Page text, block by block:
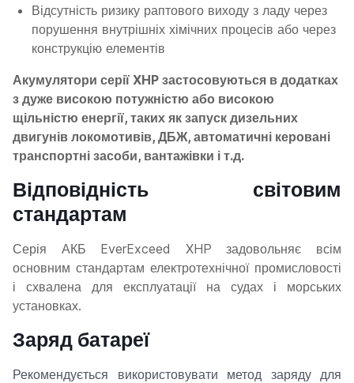
Відсутність ризику раптового виходу з ладу через
порушення внутрішніх хімічних процесів або через
конструкцію елементів
Акумулятори серії XHP застосовуються в додатках
з дуже високою потужністю або високою
щільністю енергії, таких як запуск дизельних
двигунів локомотивів, ДБЖ, автоматичні керовані
транспортні засоби, вантажівки і т.д.
Відповідність світовим
стандартам
Серія АКБ EverExceed XHP задовольняє всім
основним стандартам електротехнічної промисловості
і схвалена для експлуатації на судах і морських
установках.
Заряд батареї
Рекомендується використовувати метод заряду для